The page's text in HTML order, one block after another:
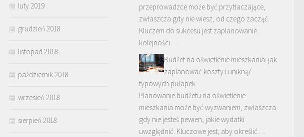
przeprowadzce może być przytłaczające,
zwłaszcza gdy nie wiesz, od czego zacząć.
Kluczem do sukcesu jest zaplanowanie
kolejności …
Budżet na oświetlenie mieszkania: jak
zaplanować koszty i uniknąć
typowych pułapek
Planowanie budżetu na oświetlenie
mieszkania może być wyzwaniem, zwłaszcza
gdy nie jesteś pewien, jakie wydatki
uwzględnić. Kluczowe jest, aby określić …
luty 2019
grudzień 2018
listopad 2018
październik 2018
wrzesień 2018
sierpień 2018